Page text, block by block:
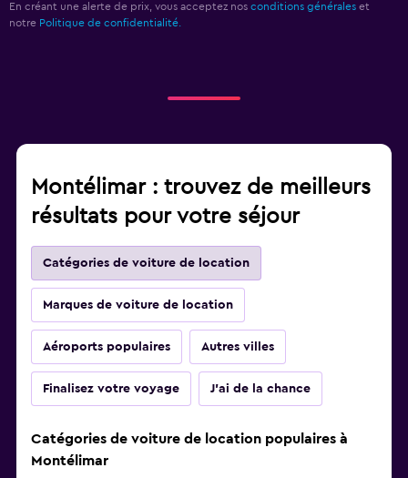
En créant une alerte de prix, vous acceptez nos conditions générales et
notre Politique de confidentialité.
Montélimar : trouvez de meilleurs
résultats pour votre séjour
Catégories de voiture de location
Marques de voiture de location
Aéroports populaires Autres villes
Finalisez votre voyage J'ai de la chance
Catégories de voiture de location populaires à
Montélimar